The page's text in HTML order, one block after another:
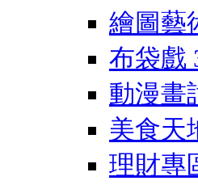
繪圖藝
布袋戲
動漫畫
美食天
理財專